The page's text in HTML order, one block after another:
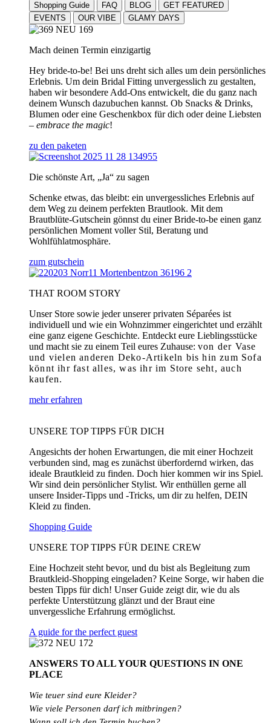
Shopping Guide
FAQ BLOG
GET FEATURED
EVENTS
OUR VIBE GLAMY DAYS
Mach deinen Termin einzigartig
Hey bride-to-be! Bei uns dreht sich alles um dein persönliches
Erlebnis. Um dein Bridal Fitting unvergesslich zu gestalten,
haben wir besondere Add-Ons entwickelt, die du ganz nach
deinem Wunsch dazubuchen kannst. Ob Snacks & Drinks,
Blumen oder eine Geschenkbox für dich oder deine Liebsten
– embrace the magic!
zu den paketen
Die schönste Art, „Ja“ zu sagen
Schenke etwas, das bleibt: ein unvergessliches Erlebnis auf
dem Weg zu deinem perfekten Brautlook. Mit dem
Brautblüte-Gutschein gönnst du einer Bride-to-be einen ganz
persönlichen Moment voller Stil, Beratung und
Wohlfühlatmosphäre.
zum gutschein
THAT ROOM STORY
Unser Store sowie jeder unserer privaten Séparées ist
individuell und wie ein Wohnzimmer eingerichtet und erzählt
eine ganz eigene Geschichte. Entdeckt eure Lieblingsstücke
und macht sie zu einem Teil eures Zuhause: von der Vase
und vielen anderen Deko-Artikeln bis hin zum Sofa
könnt ihr fast alles, was ihr im Store seht, auch
kaufen.
mehr erfahren
UNSERE TOP TIPPS FÜR DICH
Angesichts der hohen Erwartungen, die mit einer Hochzeit
verbunden sind, mag es zunächst überfordernd wirken, das
ideale Brautkleid zu finden. Doch hier kommen wir ins Spiel.
Wir sind dein persönlicher Stylist. Wir enthüllen gerne all
unsere Insider-Tipps und -Tricks, um dir zu helfen, DEIN
Kleid zu finden.
Shopping Guide
UNSERE TOP TIPPS FÜR DEINE CREW
Eine Hochzeit steht bevor, und du bist als Begleitung zum
Brautkleid-Shopping eingeladen? Keine Sorge, wir haben die
besten Tipps für dich! Unser Guide zeigt dir, wie du als
perfekte Unterstützung glänzt und der Braut eine
unvergessliche Erfahrung ermöglichst.
A guide for the perfect guest
ANSWERS TO ALLYOUR QUESTIONS IN ONE
PLACE
Wie teuer sind eure Kleider?
Wie viele Personen darf ich mitbringen?